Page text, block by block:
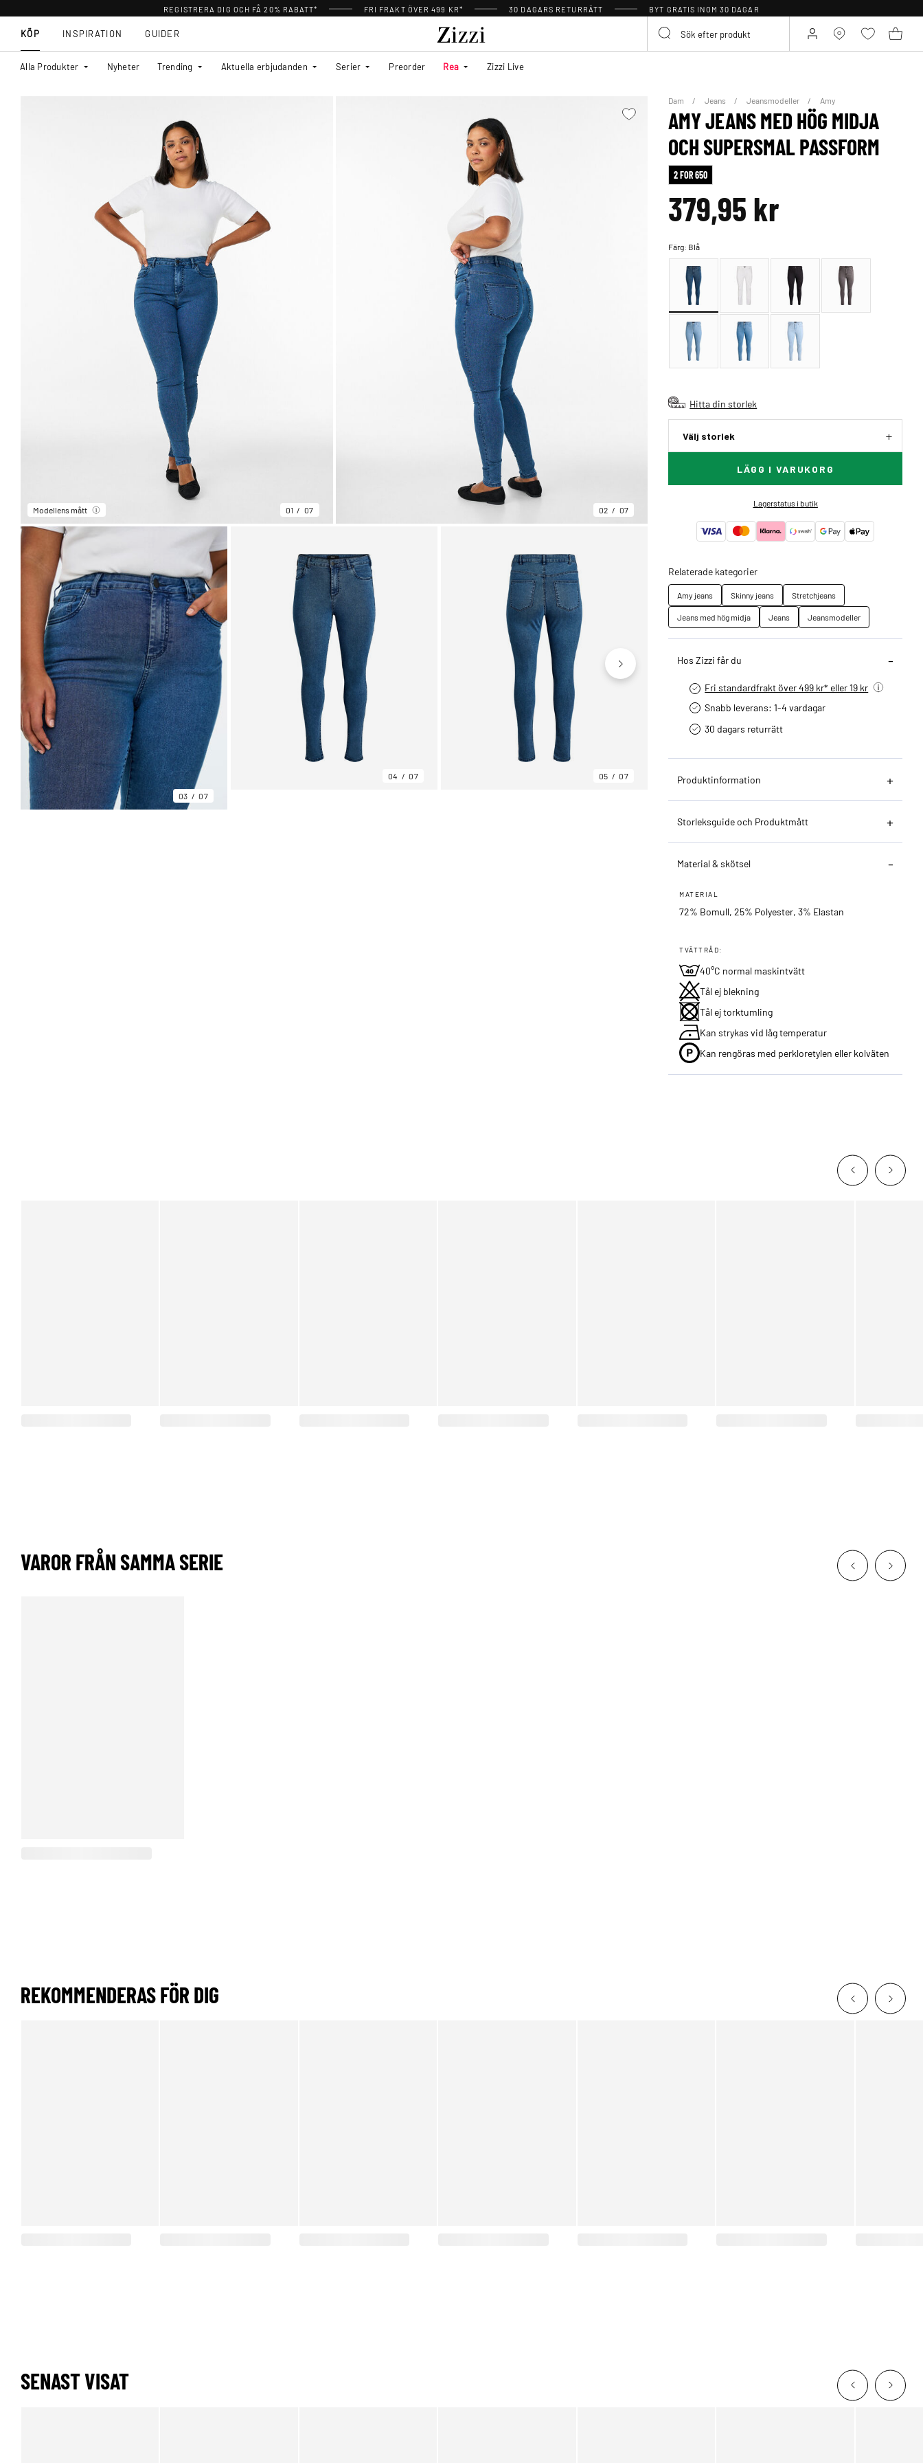
REGISTRERA DIG OCH FÅ 20% RABATT* FRI FRAKT ÖVER 499 KR* 30 DAGARS RETURRÄTT BYT GRATIS INOM 30 DAGAR
KÖP
Alla Produkter Nyheter Trending Aktuella erbjudanden Serier Preorder Rea Zizzi Live
INSPIRATION GUIDER
Modellens mått 01 07 02 07
03 07
04 07 05 07
Dam Jeans Jeansmodeller Amy
AMY JEANS MED HÖG MIDJA
OCH SUPERSMAL PASSFORM
2 FOR 650
379,95 kr
Färg: Blå
Hitta din storlek
Välj storlek
LÄGG I VARUKORG
Lagerstatus i butik
Relaterade kategorier
Amy jeans Skinny jeans
Stretchjeans
Jeans med hög midja
Jeans Jeansmodeller
Hos Zizzi får du
Fri standardfrakt över 499 kr* eller 19 kr
Snabb leverans: 1-4 vardagar
30 dagars returrätt­
Produktinformation
Storleksguide och Produktmått
Material & skötsel
MATERIAL
72% Bomull, 25% Polyester, 3% Elastan
TVÄTTRÅD:
40°C normal maskintvätt
Tål ej blekning
Tål ej torktumling
Kan strykas vid låg temperatur
Kan rengöras med perkloretylen eller kolväten
VAROR FRÅN SAMMA SERIE
REKOMMENDERAS FÖR DIG
SENAST VISAT